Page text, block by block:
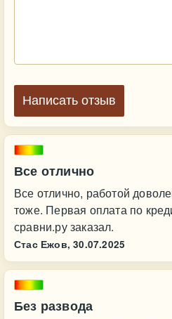
Все отлично
Все отлично, работой
тоже. Первая оплата по
сравни.ру заказал.
Стас Ежов, 30.07.2025
Без развода
Написать отзыв